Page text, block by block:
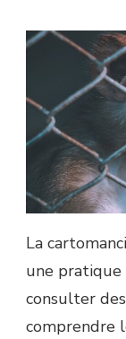
La
une pratique
consulter
comprendre